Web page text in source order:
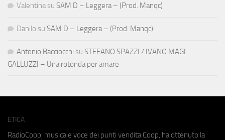
Valentina su SAM D – Leggera – (Prod. Manqc)
Danilo su SAM D – Leggera – (Prod. Manqc)
Antonio Bacciocchi su STEFANO SPAZZI / IVANO MAGI
GALLUZZI – Una rotonda per amare
ETICA
RadioCoop, musica e voce dei punti vendita Coop, ha ottenuto la